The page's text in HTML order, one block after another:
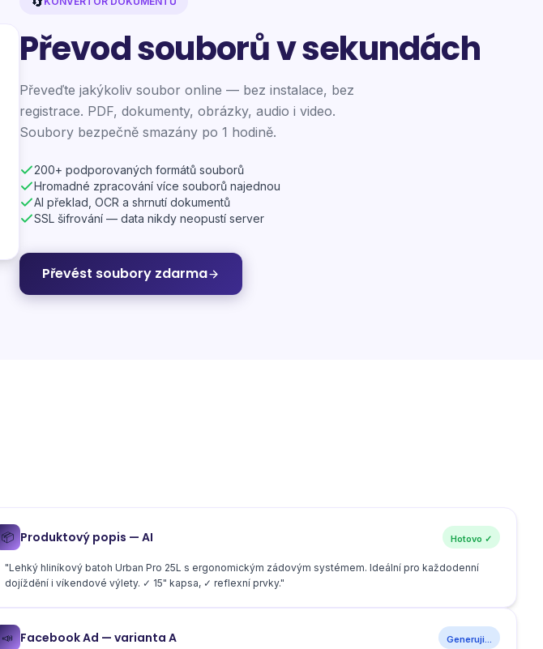
Převod souborů v sekundách
Převeďte jakýkoliv soubor online — bez instalace, bez
registrace. PDF, dokumenty, obrázky, audio i video.
Soubory bezpečně smazány po 1 hodině.
200+ podporovaných formátů souborů
Hromadné zpracování více souborů najednou
AI překlad, OCR a shrnutí dokumentů
SSL šifrování — data nikdy neopustí server
Převést soubory zdarma
📦 Produktový popis — AI Hotovo ✓
"Lehký hliníkový batoh Urban Pro 25L s ergonomickým zádovým systémem. Ideální pro každodenní
dojíždění i víkendové výlety. ✓ 15" kapsa, ✓ reflexní prvky."
📣 Facebook Ad — varianta A Generuji...